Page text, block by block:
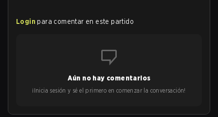
Login para comentar en este partido
Aún no hay comentarios
¡Inicia sesión y sé el primero en comenzar la conversación!